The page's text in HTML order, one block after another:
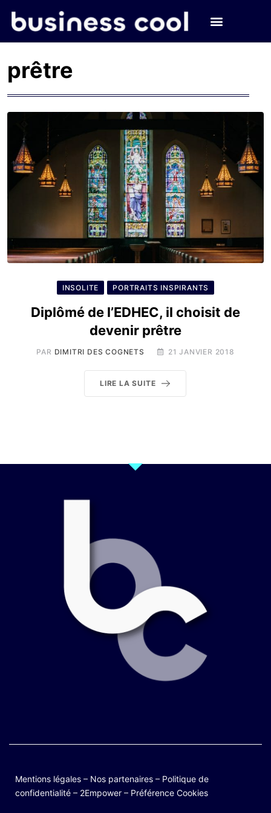
prêtre
INSOLITE PORTRAITS INSPIRANTS
Diplômé de l’EDHEC, il choisit de
devenir prêtre
PAR DIMITRI DES COGNETS 21 JANVIER 2018
LIRE LA SUITE
Mentions légales – Nos partenaires – Politique de
confidentialité – 2Empower – Préférence Cookies